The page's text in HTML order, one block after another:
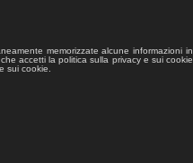
memorizzate alcune informazioni in
accetti la politica sulla privacy e sui cookie
sui cookie.